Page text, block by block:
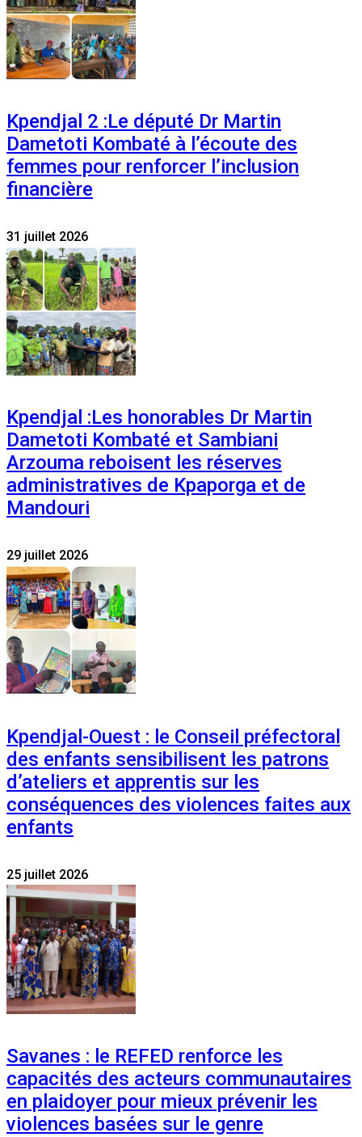
Kpendjal 2 :Le député Dr Martin
Dametoti Kombaté à l’écoute des
femmes pour renforcer l’inclusion
financière
31 juillet 2026
Kpendjal :Les honorables Dr Martin
Dametoti Kombaté et Sambiani
Arzouma reboisent les réserves
administratives de Kpaporga et de
Mandouri
29 juillet 2026
Kpendjal-Ouest : le Conseil préfectoral
des enfants sensibilisent les patrons
d’ateliers et apprentis sur les
conséquences des violences faites aux
enfants
25 juillet 2026
Savanes : le REFED renforce les
capacités des acteurs communautaires
en plaidoyer pour mieux prévenir les
violences basées sur le genre